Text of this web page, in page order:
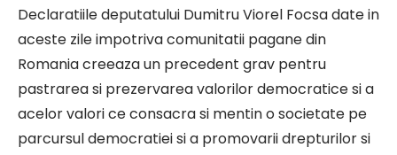
Declaratiile deputatului Dumitru Viorel Focsa date in
aceste zile impotriva comunitatii pagane din
Romania creeaza un precedent grav pentru
pastrarea si prezervarea valorilor democratice si a
acelor valori ce consacra si mentin o societate pe
parcursul democratiei si a promovarii drepturilor si